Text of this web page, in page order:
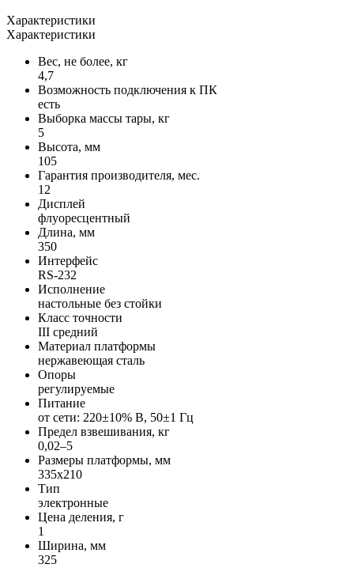
Характеристики
Характеристики
Вес, не более, кг
4,7
Возможность подключения к ПК
есть
Выборка массы тары, кг
5
Высота, мм
105
Гарантия производителя, мес.
12
Дисплей
флуоресцентный
Длина, мм
350
Интерфейс
RS-232
Исполнение
настольные без стойки
Класс точности
III средний
Материал платформы
нержавеющая сталь
Опоры
регулируемые
Питание
от сети: 220±10% В, 50±1 Гц
Предел взвешивания, кг
0,02–5
Размеры платформы, мм
335х210
Тип
электронные
Цена деления, г
1
Ширина, мм
325